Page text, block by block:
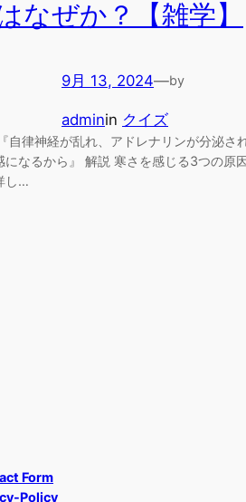
なぜか？【雑学】
9月 13, 2024—by
adminin クイズ
自律神経が乱れ、アドレナリンが分泌さ
になるから』 解説 寒さを感じる3つの原
し…
Form
Policy